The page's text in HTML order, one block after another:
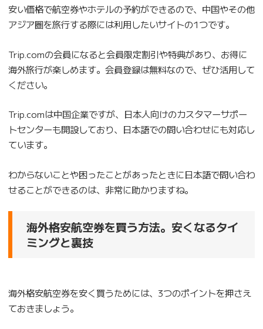
安い価格で航空券やホテルの予約ができるので、中国やその他
アジア圏を旅行する際には利用したいサイトの1つです。
Trip.comの会員になると会員限定割引や特典があり、お得に
海外旅行が楽しめます。会員登録は無料なので、ぜひ活用して
ください。
Trip.comは中国企業ですが、日本人向けのカスタマーサポー
トセンターも開設しており、日本語での問い合わせにも対応し
ています。
わからないことや困ったことがあったときに日本語で問い合わ
せることができるのは、非常に助かりますね。
海外格安航空券を買う方法。安くなるタイ
ミングと裏技
海外格安航空券を安く買うためには、3つのポイントを押さえ
ておきましょう。